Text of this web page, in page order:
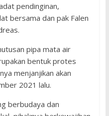
pendinginan,
bersama dan pak Falen
pipa mata air
bentuk protes
menjanjikan akan
2021 lalu.
berbudaya dan